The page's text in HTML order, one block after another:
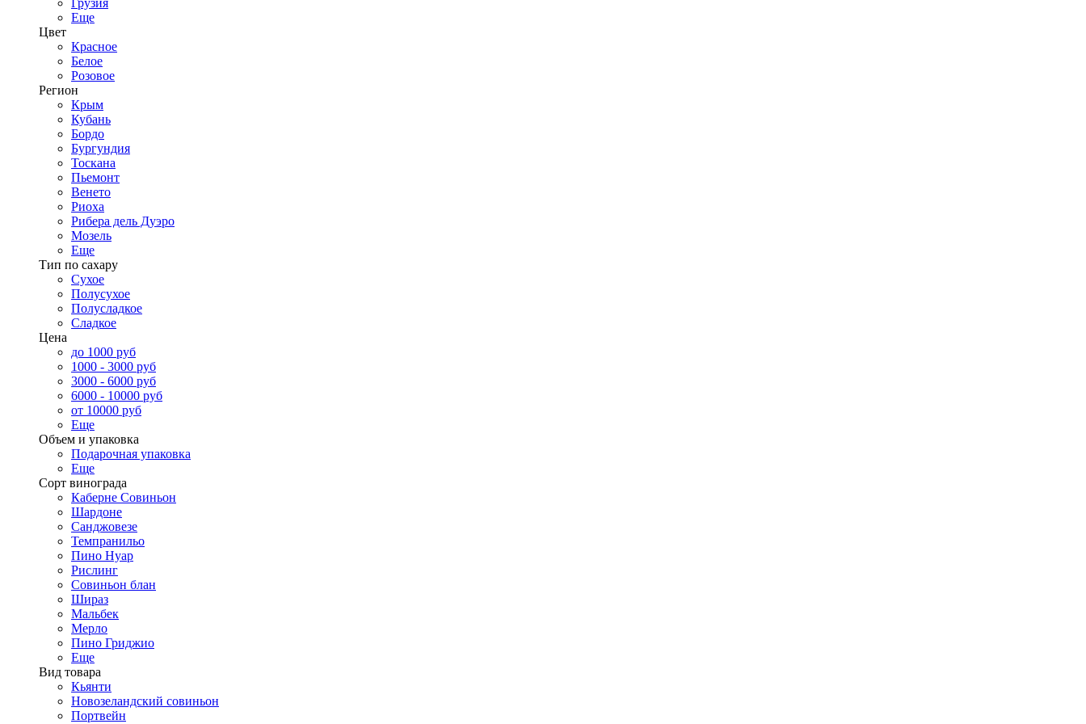
Грузия
Еще
Цвет
Красное
Белое
Розовое
Регион
Крым
Кубань
Бордо
Бургундия
Тоскана
Пьемонт
Венето
Риоха
Рибера дель Дуэро
Мозель
Еще
Тип по сахару
Сухое
Полусухое
Полусладкое
Сладкое
Цена
до 1000 руб
1000 - 3000 руб
3000 - 6000 руб
6000 - 10000 руб
от 10000 руб
Еще
Объем и упаковка
Подарочная упаковка
Еще
Сорт винограда
Каберне Совиньон
Шардоне
Санджовезе
Темпранильо
Пино Нуар
Рислинг
Совиньон блан
Шираз
Мальбек
Мерло
Пино Гриджио
Еще
Вид товара
Кьянти
Новозеландский совиньон
Портвейн